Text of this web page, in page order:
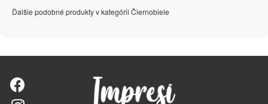
Ďalšie podobné produkty v kategórii Čiernobiele